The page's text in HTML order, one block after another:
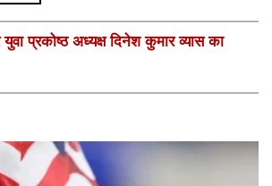
युवा प्रकोष्ठ अध्यक्ष दिनेश कुमार व्यास का